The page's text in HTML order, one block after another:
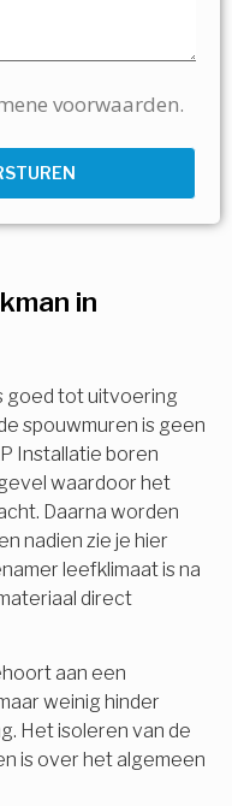
in
goed tot uitvoering
spouwmuren is geen
Installatie boren
waardoor het
Daarna worden
nadien zie je hier
leefklimaat is na
direct
aan een
weinig hinder
Het isoleren van de
is over het algemeen
voorwaarden.